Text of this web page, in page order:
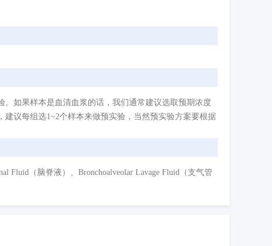
如果样本是血清血浆的话，我们通常建议选取预期浓度
议每组选1~2个样本来做预实验，当然预实验方案要根据
Fluid（脑脊液）、Bronchoalveolar Lavage Fluid（支气管